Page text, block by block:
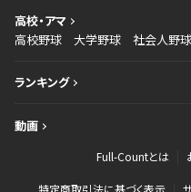
高校・アマ
高校野球
大学野球 社会人野球
ランキング
動画
Full-Countとは
特定商取引法に基づく表示